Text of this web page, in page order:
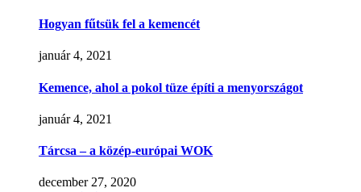
Hogyan fűtsük fel a kemencét
január 4, 2021
Kemence, ahol a pokol tüze építi a menyországot
január 4, 2021
Tárcsa – a közép-európai WOK
december 27, 2020